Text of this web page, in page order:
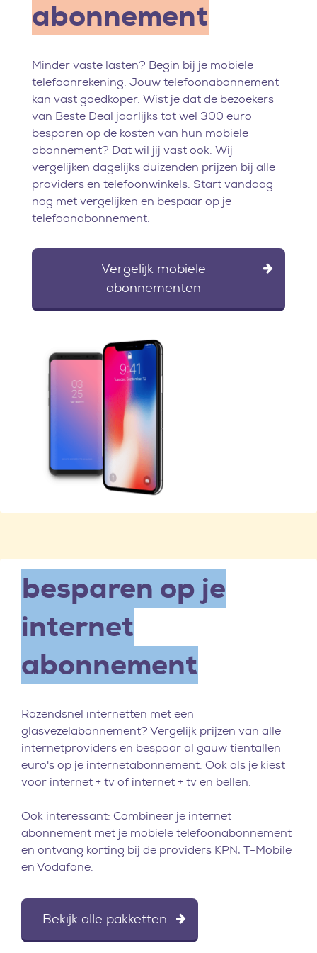
abonnement
Minder vaste lasten? Begin bij je mobiele
telefoonrekening. Jouw telefoonabonnement
kan vast goedkoper. Wist je dat de bezoekers
van Beste Deal jaarlijks tot wel 300 euro
besparen op de kosten van hun mobiele
abonnement? Dat wil jij vast ook. Wij
vergelijken dagelijks duizenden prijzen bij alle
providers en telefoonwinkels. Start vandaag
nog met vergelijken en bespaar op je
telefoonabonnement.
Vergelijk mobiele
abonnementen
besparen op je
internet
abonnement
Razendsnel internetten met een
glasvezelabonnement? Vergelijk prijzen van alle
internetproviders en bespaar al gauw tientallen
euro's op je internetabonnement. Ook als je kiest
voor internet + tv of internet + tv en bellen.
Ook interessant: Combineer je internet
abonnement met je mobiele telefoonabonnement
en ontvang korting bij de providers KPN, T-Mobile
en Vodafone.
Bekijk alle pakketten